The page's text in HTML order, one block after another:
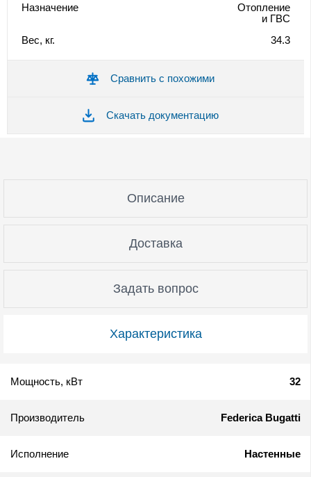
Назначение
Отопление
и ГВС
Вес, кг.
34.3
Сравнить с похожими
Скачать документацию
Характеристика
Описание
Доставка
Задать вопрос
Мощность, кВт 32
Производитель Federica Bugatti
Исполнение Настенные